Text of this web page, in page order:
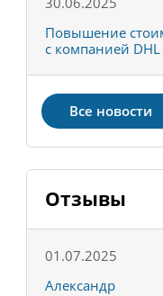
Повышение
с компанией DHL
Все новости
Отзывы
01.07.2025
Александр